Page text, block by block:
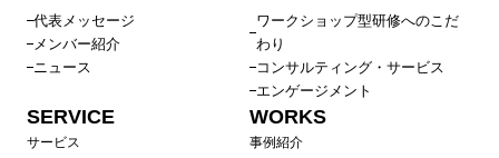
代表メッセージ
メンバー紹介
ニュース
ワークショップ型研修へのこだ
わり
コンサルティング・サービス
エンゲージメント
SERVICE
サービス
WORKS
事例紹介